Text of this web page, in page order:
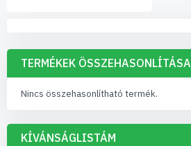
TERMÉKEK ÖSSZEHASONLÍTÁSA
Nincs összehasonlítható termék.
KÍVÁNSÁGLISTÁM